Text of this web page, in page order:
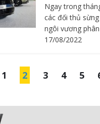
Ngay trong
các đối thủ
ngôi vương
17/08/2022
1 2 3 4 5